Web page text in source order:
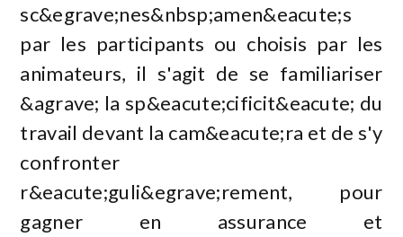
sc&egrave;nes&nbsp;amen&eacute;s
par les participants ou choisis par les
animateurs, il s'agit de se familiariser
&agrave; la sp&eacute;cificit&eacute; du
travail devant la cam&eacute;ra et de s'y
confronter
r&eacute;guli&egrave;rement, pour
gagner en assurance et